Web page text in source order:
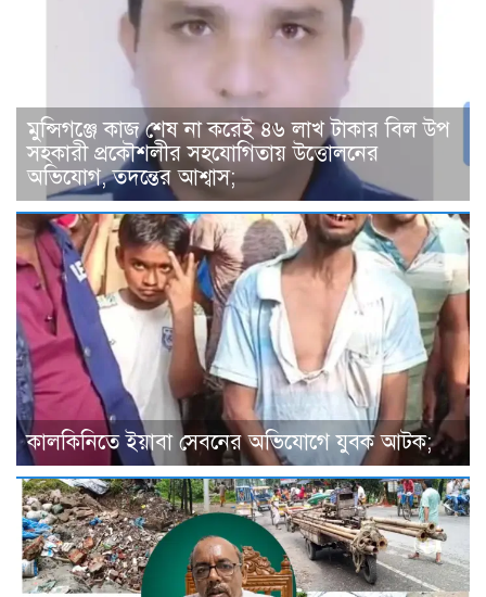
মুন্সিগঞ্জে কাজ শেষ না করেই ৪৬ লাখ টাকার বিল উপ
সহকারী প্রকৌশলীর সহযোগিতায় উত্তোলনের
অভিযোগ, তদন্তের আশ্বাস;
কালকিনিতে ইয়াবা সেবনের অভিযোগে যুবক আটক;